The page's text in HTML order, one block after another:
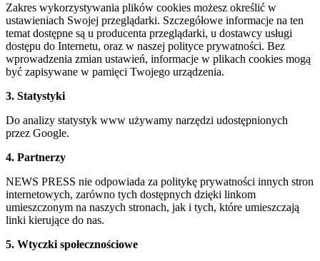
Zakres wykorzystywania plików cookies możesz określić w
ustawieniach Swojej przeglądarki. Szczegółowe informacje na ten
temat dostępne są u producenta przeglądarki, u dostawcy usługi
dostępu do Internetu, oraz w naszej polityce prywatności. Bez
wprowadzenia zmian ustawień, informacje w plikach cookies mogą
być zapisywane w pamięci Twojego urządzenia.
3. Statystyki
Do analizy statystyk www używamy narzędzi udostępnionych
przez Google.
4. Partnerzy
NEWS PRESS nie odpowiada za politykę prywatności innych stron
internetowych, zarówno tych dostępnych dzięki linkom
umieszczonym na naszych stronach, jak i tych, które umieszczają
linki kierujące do nas.
5. Wtyczki społecznościowe